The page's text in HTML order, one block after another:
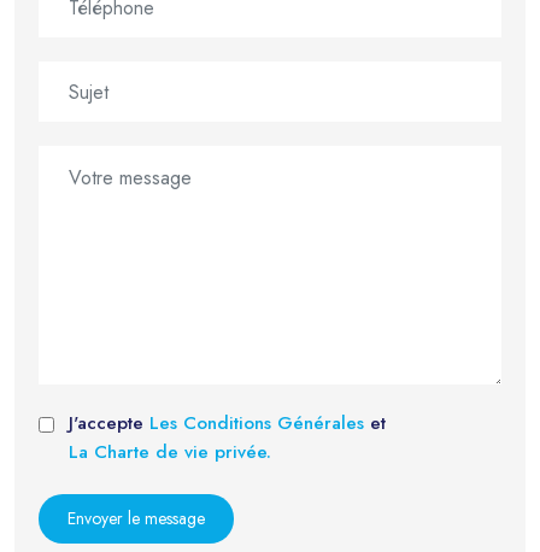
J'accepte Les Conditions Générales et
La Charte de vie privée.
Envoyer le message